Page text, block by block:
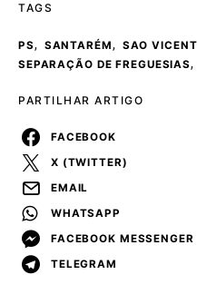
TAGS
PS, SANTARÉM, SAO
SEPARAÇÃO DE FREGUESIAS,
PARTILHAR ARTIGO
FACEBOOK
X (TWITTER)
EMAIL
WHATSAPP
FACEBOOK MESSENGER
TELEGRAM